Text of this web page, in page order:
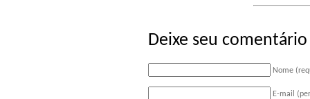
Deixe seu comentário
Nome
E-mail